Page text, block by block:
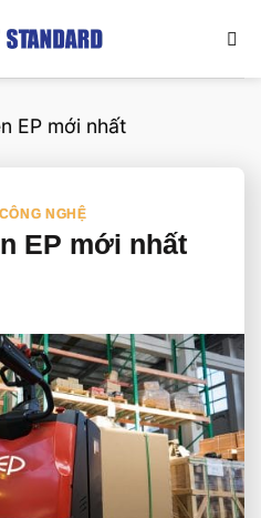
EP mới nhất
NGHỆ
EP mới nhất